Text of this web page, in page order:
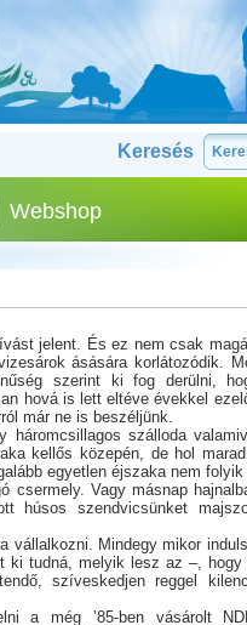
Keresés
Webshop
jelent. És ez nem csak
ásására korlátozódik.
szerint ki fog derülni,
hová is lett eltéve évekkel
már ne is beszéljünk.
szálloda
kellős közepén, de hol
egyetlen éjszaka nem folyik
csermely. Vagy másnap
húsos szendvicsünket
vállalkozni. Mindegy mikor
ki tudná, melyik lesz az –, hogy
szíveskedjen reggel
a még ’85-ben vásárolt